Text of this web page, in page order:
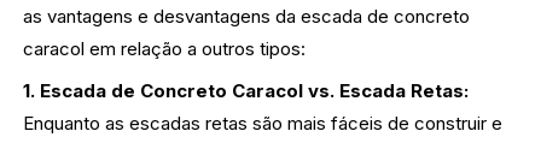
as vantagens e desvantagens da escada de concreto
caracol em relação a outros tipos:
1. Escada de Concreto Caracol vs. Escada Retas:
Enquanto as escadas retas são mais fáceis de construir e